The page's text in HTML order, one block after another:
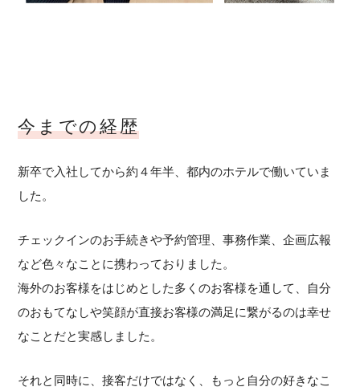
今までの経歴
新卒で入社してから約４年半、都内のホテルで働いていま
した。
チェックインのお手続きや予約管理、事務作業、企画広報
など色々なことに携わっておりました。
海外のお客様をはじめとした多くのお客様を通して、自分
のおもてなしや笑顔が直接お客様の満足に繋がるのは幸せ
なことだと実感しました。
それと同時に、接客だけではなく、もっと自分の好きなこ